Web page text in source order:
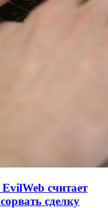
считает
сделку